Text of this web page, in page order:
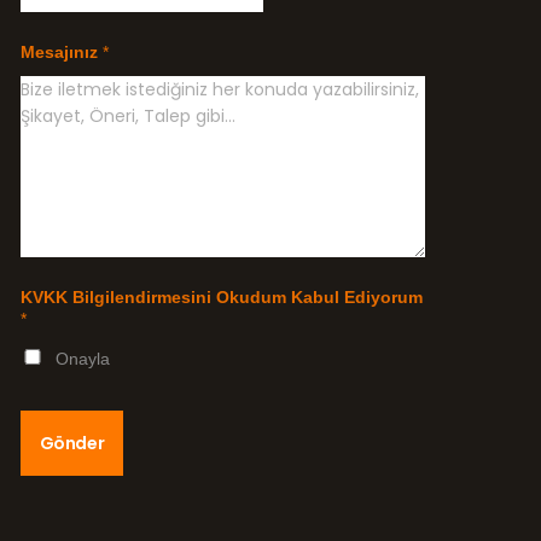
Mesajınız *
KVKK Bilgilendirmesini Okudum Kabul Ediyorum
*
Onayla
Gönder